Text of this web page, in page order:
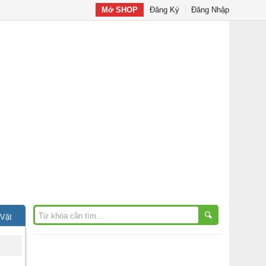
Mở SHOP Đăng Ký Đăng Nhập